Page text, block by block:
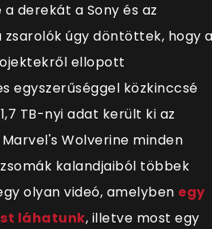
derekát a Sony és az
zsarolók úgy döntöttek, hogy
ellopott
egyszerűséggel közkinccsé
TB-nyi adat került ki az
Wolverine minden
kalandjaiból többek
olyan videó, amelyben egy
láhatunk, illetve most egy